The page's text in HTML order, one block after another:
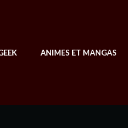
ANIMES ET MANGAS